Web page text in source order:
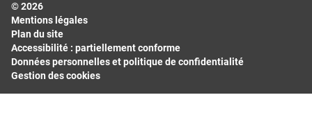
Hauts-de-France
Île-de-France
Normandie
Nouvelle-Aquitaine
© 2026
Mentions légales
Plan du site
Accessibilité : partiellement conforme
Données personnelles et politique de confidentialité
Gestion des cookies